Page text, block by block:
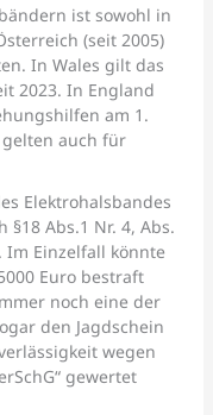
ist sowohl in
(seit 2005)
In Wales gilt das
2023. In England
am 1.
gelten auch für
Elektrohalsbandes
Abs.1 Nr. 4, Abs.
Im Einzelfall könnte
Euro bestraft
noch eine der
den Jagdschein
wegen
gewertet